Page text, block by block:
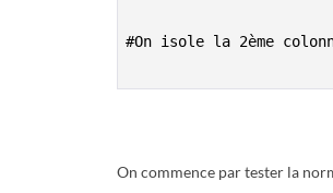
#On isole la 2ème
On commence par tester la